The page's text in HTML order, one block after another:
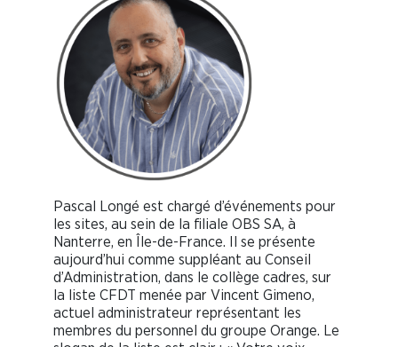
Pascal Longé est chargé d’événements pour
les sites, au sein de la filiale OBS SA, à
Nanterre, en Île-de-France. Il se présente
aujourd’hui comme suppléant au Conseil
d’Administration, dans le collège cadres, sur
la liste CFDT menée par Vincent Gimeno,
actuel administrateur représentant les
membres du personnel du groupe Orange. Le